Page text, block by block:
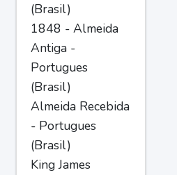
(Brasil)
1848 - Almeida
Antiga -
Portugues
(Brasil)
Almeida Recebida
- Portugues
(Brasil)
King James